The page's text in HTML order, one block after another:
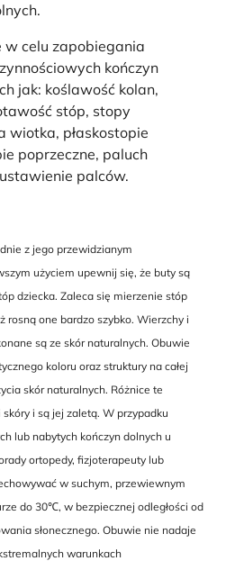
w celu zapobiegania
kończyn
jak: koślawość kolan,
stóp, stopy
wiotka, płaskostopie
poprzeczne, paluch
palców.
z jego przewidzianym
użyciem upewnij się, że buty są
dziecka. Zaleca się mierzenie stóp
rosną one bardzo szybko. Wierzchy i
są ze skór naturalnych. Obuwie
koloru oraz struktury na całej
skór naturalnych. Różnice te
i są jej zaletą. W przypadku
lub nabytych kończyn dolnych u
ortopedy, fizjoterapeuty lub
w suchym, przewiewnym
do 30℃, w bezpiecznej odległości od
słonecznego. Obuwie nie nadaje
warunkach